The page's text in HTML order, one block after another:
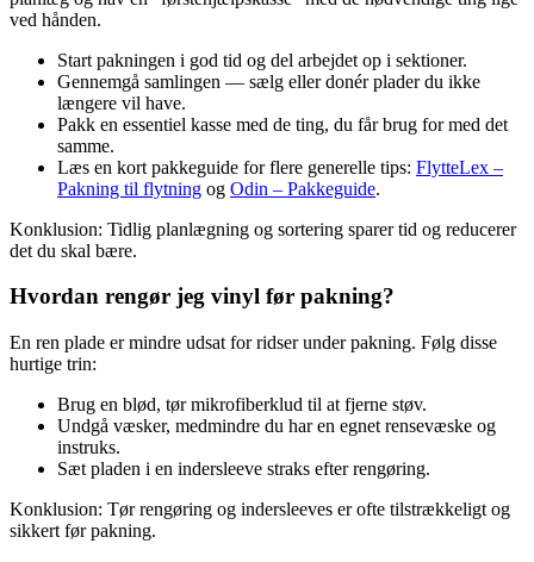
ved hånden.
Start pakningen i god tid og del arbejdet op i sektioner.
Gennemgå samlingen — sælg eller donér plader du ikke
længere vil have.
Pakk en essentiel kasse med de ting, du får brug for med det
samme.
Læs en kort pakkeguide for flere generelle tips: FlytteLex –
Pakning til flytning og Odin – Pakkeguide.
Konklusion: Tidlig planlægning og sortering sparer tid og reducerer
det du skal bære.
Hvordan rengør jeg vinyl før pakning?
En ren plade er mindre udsat for ridser under pakning. Følg disse
hurtige trin:
Brug en blød, tør mikrofiberklud til at fjerne støv.
Undgå væsker, medmindre du har en egnet rensevæske og
instruks.
Sæt pladen i en indersleeve straks efter rengøring.
Konklusion: Tør rengøring og indersleeves er ofte tilstrækkeligt og
sikkert før pakning.